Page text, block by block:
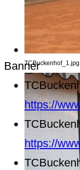
TCBuckenhof_1.jpg
Banner
https://
https://